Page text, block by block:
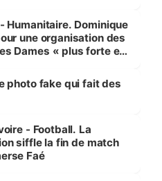
Humanitaire. Dominique
une organisation des
Dames « plus forte et
internationale »
photo fake qui fait des
- Football. La
siffle la fin de match
Faé